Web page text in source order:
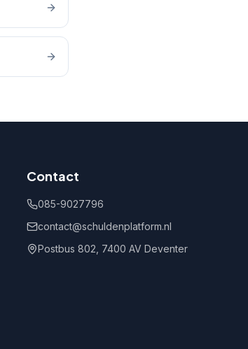
Contact
085-9027796
contact@schuldenplatform.nl
Postbus 802, 7400 AV Deventer